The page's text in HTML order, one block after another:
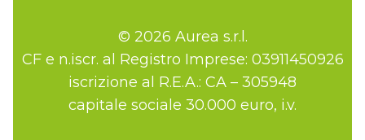
© 2026 Aurea s.r.l.
CF e n.iscr. al Registro Imprese: 03911450926
iscrizione al R.E.A.: CA – 305948
capitale sociale 30.000 euro, i.v.